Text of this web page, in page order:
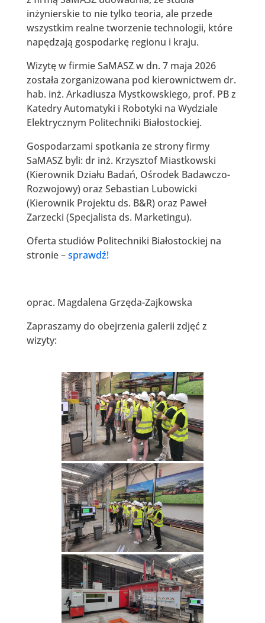
inżynierskie to nie tylko teoria, ale przede
wszystkim realne tworzenie technologii, które
napędzają gospodarkę regionu i kraju.
Wizytę w firmie SaMASZ w dn. 7 maja 2026
została zorganizowana pod kierownictwem dr.
hab. inż. Arkadiusza Mystkowskiego, prof. PB z
Katedry Automatyki i Robotyki na Wydziale
Elektrycznym Politechniki Białostockiej.
Gospodarzami spotkania ze strony firmy
SaMASZ byli: dr inż. Krzysztof Miastkowski
(Kierownik Działu Badań, Ośrodek Badawczo-
Rozwojowy) oraz Sebastian Lubowicki
(Kierownik Projektu ds. B&R) oraz Paweł
Zarzecki (Specjalista ds. Marketingu).
Oferta studiów Politechniki Białostockiej na
stronie –sprawdź!
oprac. Magdalena Grzęda-Zajkowska
Zapraszamy do obejrzenia galerii zdjęć z
wizyty: